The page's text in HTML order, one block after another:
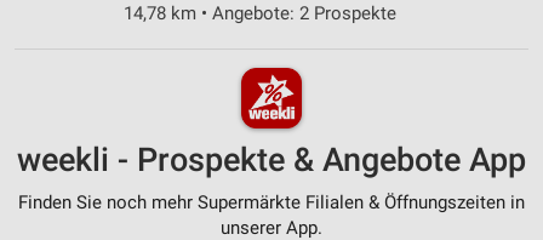
14,78 km • Angebote: 2 Prospekte
weekli - Prospekte & Angebote App
Finden Sie noch mehr Supermärkte Filialen & Öffnungszeiten in
unserer App.